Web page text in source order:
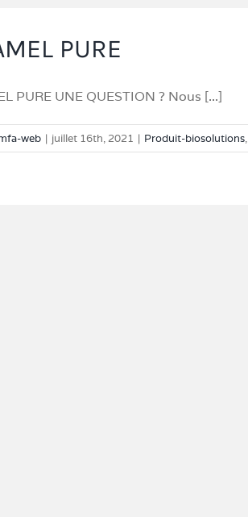
PURE
PURE UNE QUESTION ? Nous [...]
web | juillet 16th, 2021 | Produit-biosolutions,